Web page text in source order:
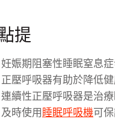
提
妊娠期阻塞性睡眠窒息
正壓呼吸器有助於降低
連續性正壓呼吸器是治
及時使用 睡眠呼吸機可